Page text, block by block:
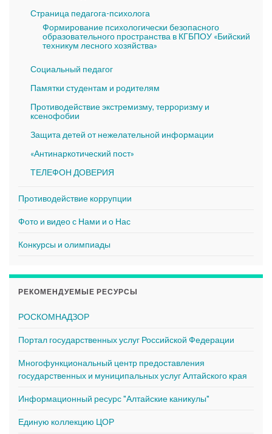
Страница педагога-психолога
Формирование психологически безопасного
образовательного пространства в КГБПОУ «Бийский
техникум лесного хозяйства»
Социальный педагог
Памятки студентам и родителям
Противодействие экстремизму, терроризму и
ксенофобии
Защита детей от нежелательной информации
«Антинаркотический пост»
ТЕЛЕФОН ДОВЕРИЯ
Противодействие коррупции
Фото и видео с Нами и о Нас
Конкурсы и олимпиады
РЕКОМЕНДУЕМЫЕ РЕСУРСЫ
РОСКОМНАДЗОР
Портал государственных услуг Российской Федерации
Многофункциональный центр предоставления
государственных и муниципальных услуг Алтайского края
Информационный ресурс "Алтайские каникулы"
Единую коллекцию ЦОР